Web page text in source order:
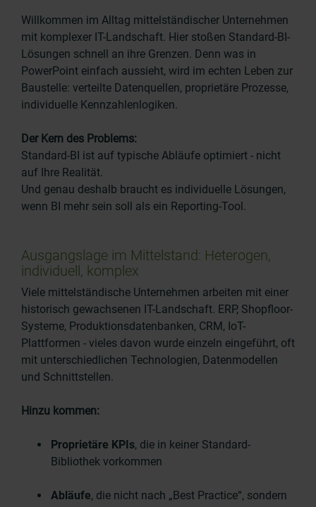
Willkommen im Alltag mittelständischer Unternehmen
mit komplexer IT-Landschaft. Hier stoßen Standard-BI-
Lösungen schnell an ihre Grenzen. Denn was in
PowerPoint einfach aussieht, wird im echten Leben zur
Baustelle: verteilte Datenquellen, proprietäre Prozesse,
individuelle Kennzahlenlogiken.
Der Kern des Problems:
Standard-BI ist auf typische Abläufe optimiert - nicht
auf Ihre Realität.
Und genau deshalb braucht es individuelle Lösungen,
wenn BI mehr sein soll als ein Reporting-Tool.
Ausgangslage im Mittelstand: Heterogen,
individuell, komplex
Viele mittelständische Unternehmen arbeiten mit einer
historisch gewachsenen IT-Landschaft. ERP, Shopfloor-
Systeme, Produktionsdatenbanken, CRM, IoT-
Plattformen - vieles davon wurde einzeln eingeführt, oft
mit unterschiedlichen Technologien, Datenmodellen
und Schnittstellen.
Hinzu kommen:
Proprietäre KPIs, die in keiner Standard-
Bibliothek vorkommen
Abläufe, die nicht nach „Best Practice“, sondern